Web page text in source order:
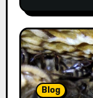
Blog